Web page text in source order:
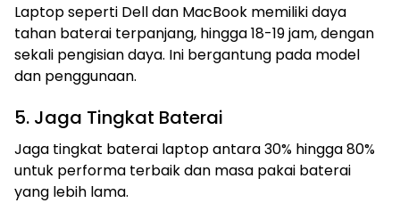
Laptop seperti Dell dan MacBook memiliki daya
tahan baterai terpanjang, hingga 18-19 jam, dengan
sekali pengisian daya. Ini bergantung pada model
dan penggunaan.
5. Jaga Tingkat Baterai
Jaga tingkat baterai laptop antara 30% hingga 80%
untuk performa terbaik dan masa pakai baterai
yang lebih lama.